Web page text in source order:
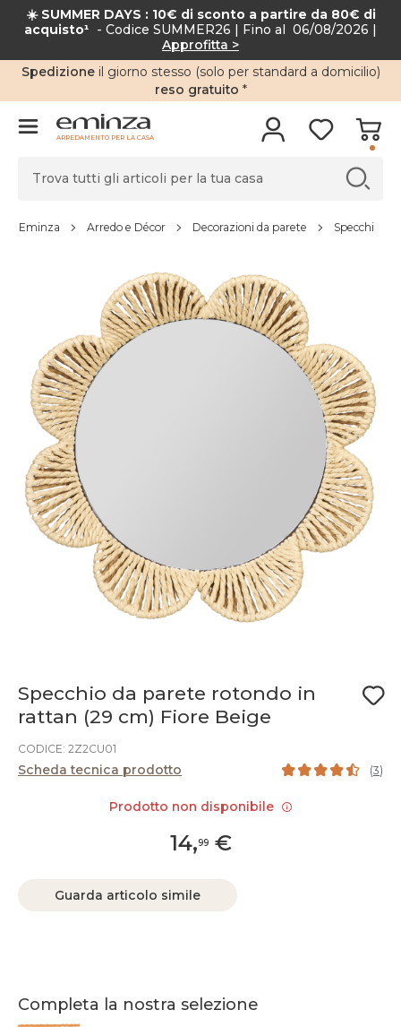
☀️ SUMMER DAYS : 10€ di sconto a partire da 80€ di
acquisto¹ - Codice SUMMER26 | Fino al 06/08/2026 |
Approfitta >
Spedizione il giorno stesso (solo per standard a domicilio)
reso gratuito *
ARREDAMENTO PER LA CASA
Eminza Arredo e Décor Decorazioni da parete Specchi
Specchio da parete rotondo in
rattan (29 cm) Fiore Beige
CODICE: 2Z2CU01
Scheda tecnica prodotto (3)
14,99€
Guarda articolo simile
Completa la nostra selezione